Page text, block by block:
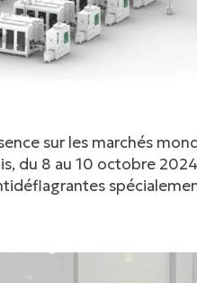
sur les marchés
du 8 au 10 octobre